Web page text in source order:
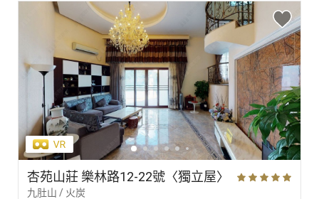
杏苑山莊 樂林路12-22號〈獨立屋〉
九肚山 / 火炭